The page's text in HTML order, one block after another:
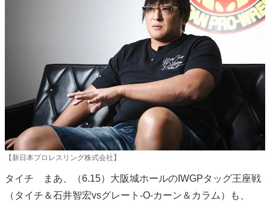
【新日本プロレスリング株式会社】
タイチ まあ、（6.15）大阪城ホールのIWGPタッグ王座戦
（タイチ＆石井智宏vsグレート-O-カーン＆カラム）も、